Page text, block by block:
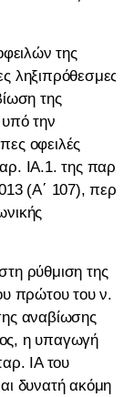
της
ληξιπρόθεσμες
της
υπό την
οφειλές
ΙΑ.1. της παρ.
(Α΄ 107), περί
ρύθμιση της
πρώτου του ν.
αναβίωσης
η υπαγωγή
ΙΑ του
δυνατή ακόμη